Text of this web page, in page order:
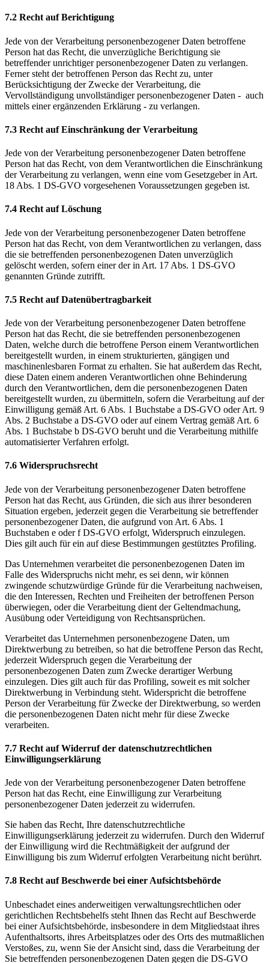
7.2 Recht auf Berichtigung
Jede von der Verarbeitung personenbezogener Daten betroffene
Person hat das Recht, die unverzügliche Berichtigung sie
betreffender unrichtiger personenbezogener Daten zu verlangen.
Ferner steht der betroffenen Person das Recht zu, unter
Berücksichtigung der Zwecke der Verarbeitung, die
Vervollständigung unvollständiger personenbezogener Daten - auch
mittels einer ergänzenden Erklärung - zu verlangen.
7.3 Recht auf Einschränkung der Verarbeitung
Jede von der Verarbeitung personenbezogener Daten betroffene
Person hat das Recht, von dem Verantwortlichen die Einschränkung
der Verarbeitung zu verlangen, wenn eine vom Gesetzgeber in Art.
18 Abs. 1 DS-GVO vorgesehenen Voraussetzungen gegeben ist.
7.4 Recht auf Löschung
Jede von der Verarbeitung personenbezogener Daten betroffene
Person hat das Recht, von dem Verantwortlichen zu verlangen, dass
die sie betreffenden personenbezogenen Daten unverzüglich
gelöscht werden, sofern einer der in Art. 17 Abs. 1 DS-GVO
genannten Gründe zutrifft.
7.5 Recht auf Datenübertragbarkeit
Jede von der Verarbeitung personenbezogener Daten betroffene
Person hat das Recht, die sie betreffenden personenbezogenen
Daten, welche durch die betroffene Person einem Verantwortlichen
bereitgestellt wurden, in einem strukturierten, gängigen und
maschinenlesbaren Format zu erhalten. Sie hat außerdem das Recht,
diese Daten einem anderen Verantwortlichen ohne Behinderung
durch den Verantwortlichen, dem die personenbezogenen Daten
bereitgestellt wurden, zu übermitteln, sofern die Verarbeitung auf der
Einwilligung gemäß Art. 6 Abs. 1 Buchstabe a DS-GVO oder Art. 9
Abs. 2 Buchstabe a DS-GVO oder auf einem Vertrag gemäß Art. 6
Abs. 1 Buchstabe b DS-GVO beruht und die Verarbeitung mithilfe
automatisierter Verfahren erfolgt.
7.6 Widerspruchsrecht
Jede von der Verarbeitung personenbezogener Daten betroffene
Person hat das Recht, aus Gründen, die sich aus ihrer besonderen
Situation ergeben, jederzeit gegen die Verarbeitung sie betreffender
personenbezogener Daten, die aufgrund von Art. 6 Abs. 1
Buchstaben e oder f DS-GVO erfolgt, Widerspruch einzulegen.
Dies gilt auch für ein auf diese Bestimmungen gestütztes Profiling.
Das Unternehmen verarbeitet die personenbezogenen Daten im
Falle des Widerspruchs nicht mehr, es sei denn, wir können
zwingende schutzwürdige Gründe für die Verarbeitung nachweisen,
die den Interessen, Rechten und Freiheiten der betroffenen Person
überwiegen, oder die Verarbeitung dient der Geltendmachung,
Ausübung oder Verteidigung von Rechtsansprüchen.
Verarbeitet das Unternehmen personenbezogene Daten, um
Direktwerbung zu betreiben, so hat die betroffene Person das Recht,
jederzeit Widerspruch gegen die Verarbeitung der
personenbezogenen Daten zum Zwecke derartiger Werbung
einzulegen. Dies gilt auch für das Profiling, soweit es mit solcher
Direktwerbung in Verbindung steht. Widerspricht die betroffene
Person der Verarbeitung für Zwecke der Direktwerbung, so werden
die personenbezogenen Daten nicht mehr für diese Zwecke
verarbeiten.
7.7 Recht auf Widerruf der datenschutzrechtlichen
Einwilligungserklärung
Jede von der Verarbeitung personenbezogener Daten betroffene
Person hat das Recht, eine Einwilligung zur Verarbeitung
personenbezogener Daten jederzeit zu widerrufen.
Sie haben das Recht, Ihre datenschutzrechtliche
Einwilligungserklärung jederzeit zu widerrufen. Durch den Widerruf
der Einwilligung wird die Rechtmäßigkeit der aufgrund der
Einwilligung bis zum Widerruf erfolgten Verarbeitung nicht berührt.
7.8 Recht auf Beschwerde bei einer Aufsichtsbehörde
Unbeschadet eines anderweitigen verwaltungsrechtlichen oder
gerichtlichen Rechtsbehelfs steht Ihnen das Recht auf Beschwerde
bei einer Aufsichtsbehörde, insbesondere in dem Mitgliedstaat ihres
Aufenthaltsorts, ihres Arbeitsplatzes oder des Orts des mutmaßlichen
Verstoßes, zu, wenn Sie der Ansicht sind, dass die Verarbeitung der
Sie betreffenden personenbezogenen Daten gegen die DS-GVO